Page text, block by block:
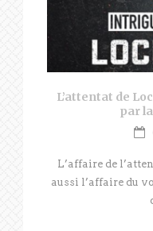
L’attentat de
par
L’affaire de
aussi l’affaire du